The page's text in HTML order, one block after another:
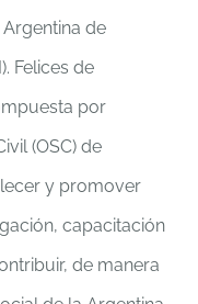
de
Felices de
por
(OSC) de
y promover
capacitación
de manera